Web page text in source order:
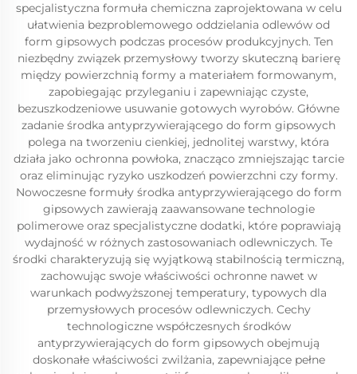
specjalistyczna formuła chemiczna zaprojektowana w celu
ułatwienia bezproblemowego oddzielania odlewów od
form gipsowych podczas procesów produkcyjnych. Ten
niezbędny związek przemysłowy tworzy skuteczną barierę
między powierzchnią formy a materiałem formowanym,
zapobiegając przyleganiu i zapewniając czyste,
bezuszkodzeniowe usuwanie gotowych wyrobów. Główne
zadanie środka antyprzywierającego do form gipsowych
polega na tworzeniu cienkiej, jednolitej warstwy, która
działa jako ochronna powłoka, znacząco zmniejszając tarcie
oraz eliminując ryzyko uszkodzeń powierzchni czy formy.
Nowoczesne formuły środka antyprzywierającego do form
gipsowych zawierają zaawansowane technologie
polimerowe oraz specjalistyczne dodatki, które poprawiają
wydajność w różnych zastosowaniach odlewniczych. Te
środki charakteryzują się wyjątkową stabilnością termiczną,
zachowując swoje właściwości ochronne nawet w
warunkach podwyższonej temperatury, typowych dla
przemysłowych procesów odlewniczych. Cechy
technologiczne współczesnych środków
antyprzywierających do form gipsowych obejmują
doskonałe właściwości zwilżania, zapewniające pełne